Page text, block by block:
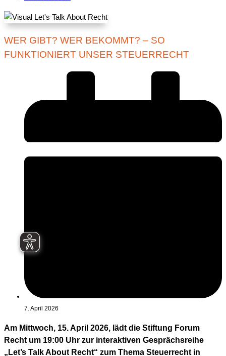
WER GIBT? WER BEKOMMT? – SO
FUNKTIONIERT UNSER STEUERRECHT
7. April 2026
Am Mittwoch, 15. April 2026, lädt die Stiftung Forum
Recht um 19:00 Uhr zur interaktiven Gesprächsreihe
„Let’s Talk About Recht“ zum Thema Steuerrecht in